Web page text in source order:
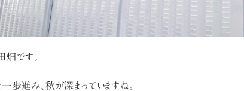
です。
歩進み、秋が深まっていますね。